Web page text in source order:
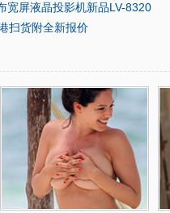
宽屏液晶投影机新品LV-8320
扫货附全新报价